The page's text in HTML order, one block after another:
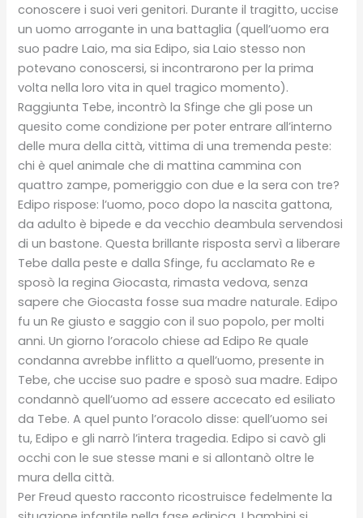
conoscere i suoi veri genitori. Durante il tragitto, uccise
un uomo arrogante in una battaglia (quell’uomo era
suo padre Laio, ma sia Edipo, sia Laio stesso non
potevano conoscersi, si incontrarono per la prima
volta nella loro vita in quel tragico momento).
Raggiunta Tebe, incontrò la Sfinge che gli pose un
quesito come condizione per poter entrare all’interno
delle mura della città, vittima di una tremenda peste:
chi è quel animale che di mattina cammina con
quattro zampe, pomeriggio con due e la sera con tre?
Edipo rispose: l’uomo, poco dopo la nascita gattona,
da adulto è bipede e da vecchio deambula servendosi
di un bastone. Questa brillante risposta servì a liberare
Tebe dalla peste e dalla Sfinge, fu acclamato Re e
sposò la regina Giocasta, rimasta vedova, senza
sapere che Giocasta fosse sua madre naturale. Edipo
fu un Re giusto e saggio con il suo popolo, per molti
anni. Un giorno l’oracolo chiese ad Edipo Re quale
condanna avrebbe inflitto a quell’uomo, presente in
Tebe, che uccise suo padre e sposò sua madre. Edipo
condannò quell’uomo ad essere accecato ed esiliato
da Tebe. A quel punto l’oracolo disse: quell’uomo sei
tu, Edipo e gli narrò l’intera tragedia. Edipo si cavò gli
occhi con le sue stesse mani e si allontanò oltre le
mura della città.
Per Freud questo racconto ricostruisce fedelmente la